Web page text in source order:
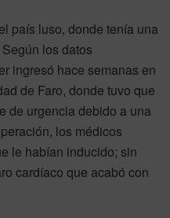
país luso, donde tenía una
los datos
ingresó hace semanas en
de Faro, donde tuvo que
de urgencia debido a una
los médicos
le habían inducido; sin
cardíaco que acabó con